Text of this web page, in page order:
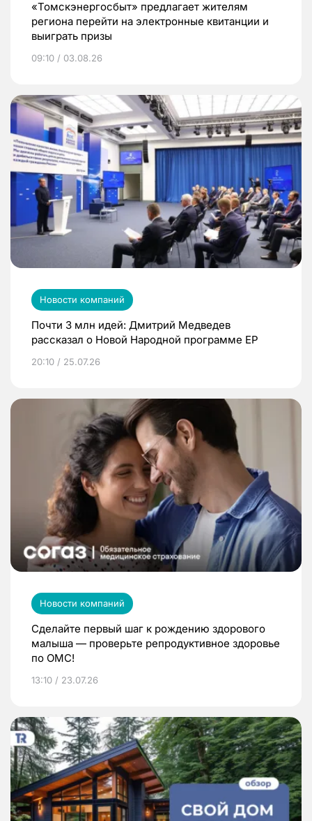
«Томскэнергосбыт» предлагает жителям
региона перейти на электронные квитанции и
выиграть призы
09:10 / 03.08.26
Новости компаний
Почти 3 млн идей: Дмитрий Медведев
рассказал о Новой Народной программе ЕР
20:10 / 25.07.26
Новости компаний
Сделайте первый шаг к рождению здорового
малыша — проверьте репродуктивное здоровье
по ОМС!
13:10 / 23.07.26